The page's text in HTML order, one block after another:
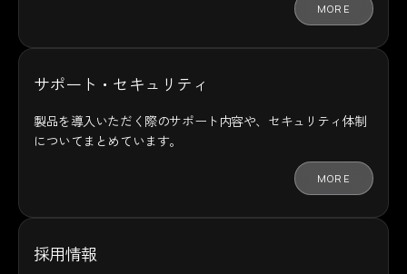
MORE
サポート・セキュリティ
製品を導入いただく際のサポート内容や、セキュリティ体制
についてまとめています。
MORE
採用情報